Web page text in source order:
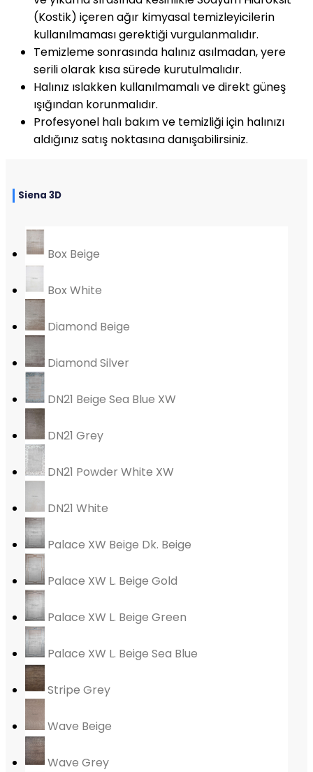
(Kostik) içeren ağır kimyasal temizleyicilerin
kullanılmaması gerektiği vurgulanmalıdır.
Temizleme sonrasında halınız asılmadan, yere
serili olarak kısa sürede kurutulmalıdır.
Halınız ıslakken kullanılmamalı ve direkt güneş
ışığından korunmalıdır.
Profesyonel halı bakım ve temizliği için halınızı
aldığınız satış noktasına danışabilirsiniz.
Siena 3D
Box Beige
Box White
Diamond Beige
Diamond Silver
DN21 Beige Sea Blue XW
DN21 Grey
DN21 Powder White XW
DN21 White
Palace XW Beige Dk. Beige
Palace XW L. Beige Gold
Palace XW L. Beige Green
Palace XW L. Beige Sea Blue
Stripe Grey
Wave Beige
Wave Grey